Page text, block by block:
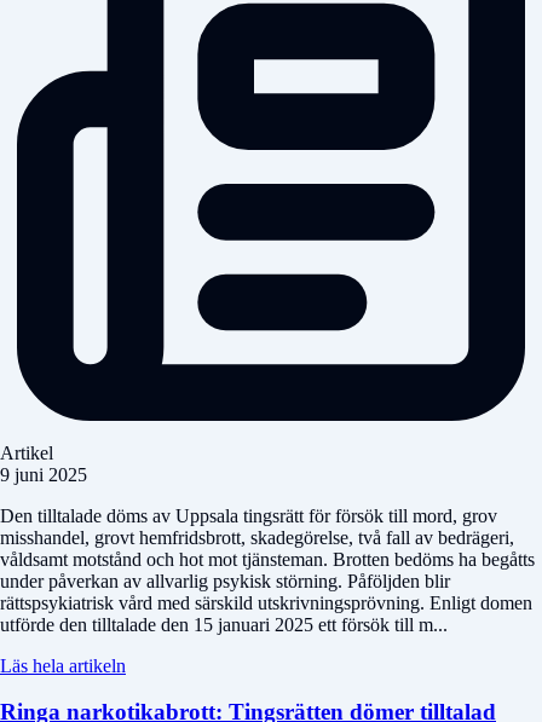
Artikel
9 juni 2025
Den tilltalade döms av Uppsala tingsrätt för försök till mord, grov
misshandel, grovt hemfridsbrott, skadegörelse, två fall av bedrägeri,
våldsamt motstånd och hot mot tjänsteman. Brotten bedöms ha begåtts
under påverkan av allvarlig psykisk störning. Påföljden blir
rättspsykiatrisk vård med särskild utskrivningsprövning. Enligt domen
utförde den tilltalade den 15 januari 2025 ett försök till m...
Läs hela artikeln
Ringa narkotikabrott: Tingsrätten dömer tilltalad